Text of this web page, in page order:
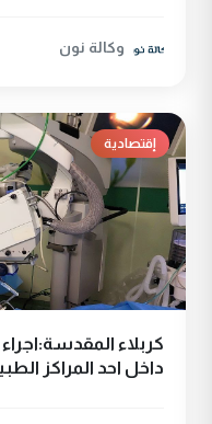
وكالة نون
إقتصادية
كربلاء
داخل احد المراكز